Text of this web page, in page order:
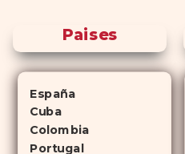
cambio de los tiempos ha
permitido la producción de
alternativas genéricas tanto a
Cialis como a
respectivamente) que se
Paises
España
Cuba
Colombia
Portugal